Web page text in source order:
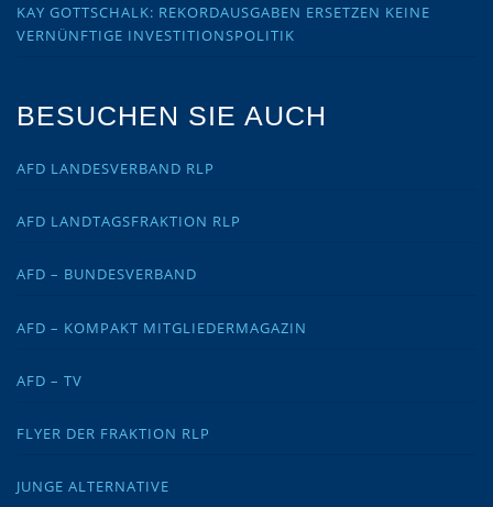
KAY GOTTSCHALK: REKORDAUSGABEN ERSETZEN KEINE
VERNÜNFTIGE INVESTITIONSPOLITIK
BESUCHEN SIE AUCH
AFD LANDESVERBAND RLP
AFD LANDTAGSFRAKTION RLP
AFD – BUNDESVERBAND
AFD – KOMPAKT MITGLIEDERMAGAZIN
AFD – TV
FLYER DER FRAKTION RLP
JUNGE ALTERNATIVE